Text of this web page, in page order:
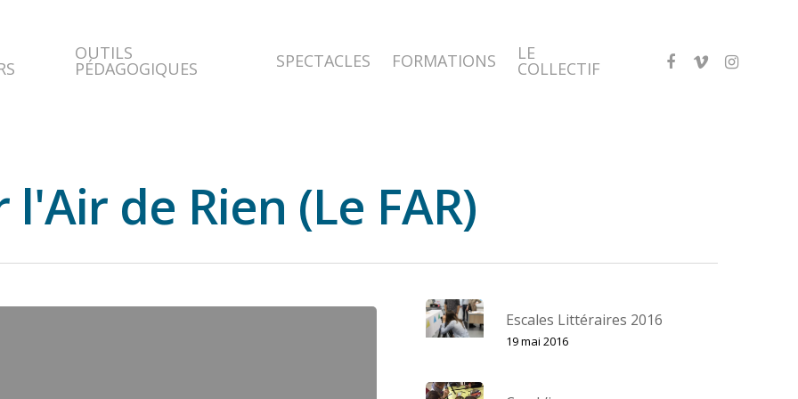
OUTILS
PÉDAGOGIQUES SPECTACLES FORMATIONS LE
COLLECTIF FACEBOOK
VIMEO
de Rien (Le FAR)
Escales Littéraires 2016
19 mai 2016